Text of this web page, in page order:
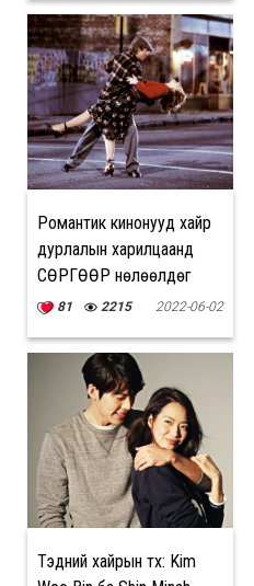
Романтик кинонууд хайр
дурлалын харилцаанд
СӨРГӨӨР нөлөөлдөг
81 2215 2022-06-02
Тэдний хайрын түүх: Kim